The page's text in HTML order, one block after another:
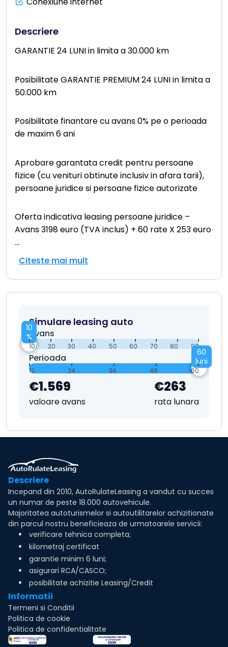
Descriere
GARANTIE 24 LUNI in limita a 30.000 km
Posibilitate GARANTIE PREMIUM 24 LUNI in limita a
50.000 km
Posibilitate finantare cu avans 0% pe o perioada
de maxim 6 ani
Aprobare garantata credit pentru persoane
fizice (cu venituri obtinute inclusiv in afara tarii),
persoane juridice si persoane fizice autorizate
Oferta indicativa leasing persoane juridice –
Avans 3198 euro (TVA inclus) + 60 rate X 253 euro
...
Citeste mai mult
Simulare leasing auto
Avans
10
%
10 20 30 40 50 60 70 80 90
Perioada
60
luni
12 24 36 48 60
€1.569
valoare avans
€263
rata lunara
Descriere
Incepand din 2010, AutoRulateLeasing a vandut cu succes
un numar de peste 18.000 autovehicule.
Majoritatea autoturismelor si autoutilitarelor achizitionate
din parcul nostru beneficieaza de urmatoarele servicii:
verificare tehnica completa;
kilometraj certificat
garantie minim 6 luni;
asigurari RCA/CASCO;
posibilitate achizitie Leasing/Credit
Informatii
Termeni si Conditii
Politica de cookie
Politica de confidentialitate